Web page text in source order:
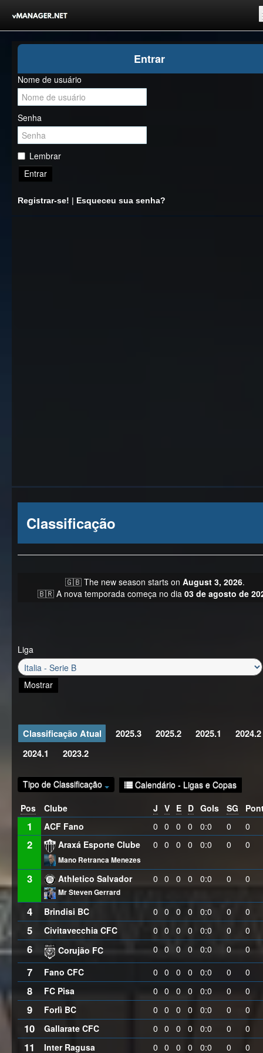
Competições
Comunidade
Notícias
Clubes Livres
Entrar
Nome de usuário
Senha
Lembrar
Entrar
Registrar-se! | Esqueceu sua senha?
Classificação
🇬🇧 The new season starts on August 3, 2026.
🇧🇷 A nova temporada começa no dia 03 de agosto de
Liga
Mostrar
Classificação Atual 2025.3 2025.2 2025.1
2024.2
2024.1
2023.2
Tipo de Classificação
Calendário - Ligas e Copas
Pos
Clube J V E D Gols SG
1 ACF Fano 0 0 0 0 0:0 0 0
2 Araxá Esporte Clube
Mano Retranca Menezes
0 0 0 0 0:0 0 0
3 Athletico Salvador
Mr Steven Gerrard
0 0 0 0 0:0 0 0
4 Brindisi BC 0 0 0 0 0:0 0 0
5 Civitavecchia CFC 0 0 0 0 0:0 0 0
6 Corujão FC 0 0 0 0 0:0 0 0
7 Fano CFC 0 0 0 0 0:0 0 0
8 FC Pisa 0 0 0 0 0:0 0 0
9 Forlì BC 0 0 0 0 0:0 0 0
10 Gallarate CFC 0 0 0 0 0:0 0 0
11 Inter Ragusa 0 0 0 0 0:0 0 0